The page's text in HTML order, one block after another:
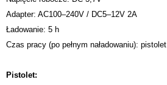
Adapter: AC100–240V / DC5–12V 2A
Ładowanie: 5 h
Czas pracy (po pełnym naładowaniu):
Pistolet: